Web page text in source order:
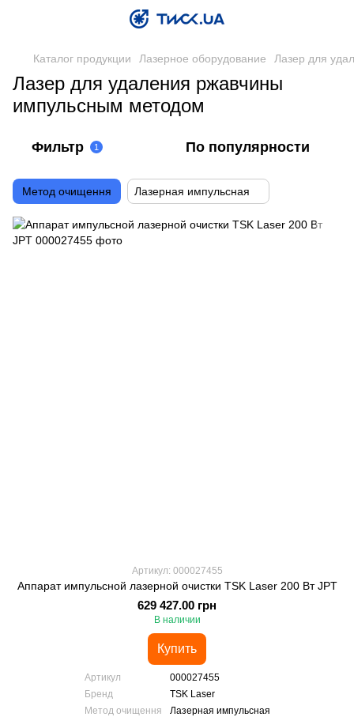
Каталог продукции Лазерное оборудование Лазер для
Лазер для удаления ржавчины
импульсным методом
Фильтр 1 По популярности
Метод очищення Лазерная импульсная
Артикул: 000027455
Аппарат импульсной лазерной очистки TSK Laser 200 Вт JPT
629 427.00 грн
В наличии
Купить
Артикул
000027455
Бренд
TSK Laser
Метод очищення
Лазерная импульсная